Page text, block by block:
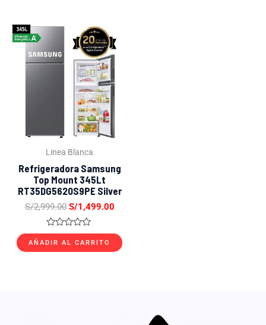
Linea Blanca
Refrigeradora Samsung
Top Mount 345Lt
RT35DG5620S9PE Silver
S/2,999.00
precio
original
era:
S/2,999.00.
S/1,499.00
precio
actual
Valorado
con
0
AÑADIR AL CARRITO